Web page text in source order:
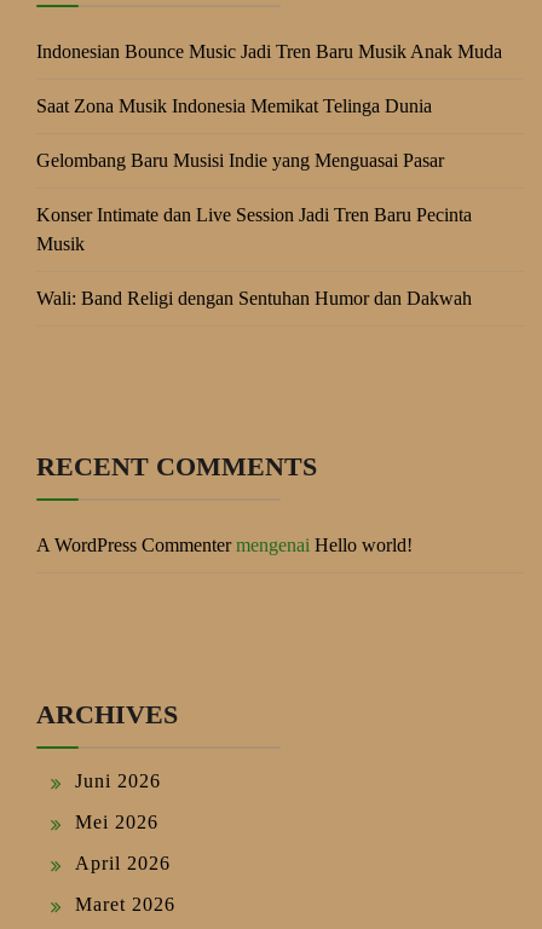
Indonesian Bounce Music Jadi Tren Baru Musik Anak Muda
Saat Zona Musik Indonesia Memikat Telinga Dunia
Gelombang Baru Musisi Indie yang Menguasai Pasar
Konser Intimate dan Live Session Jadi Tren Baru Pecinta
Musik
Wali: Band Religi dengan Sentuhan Humor dan Dakwah
RECENT COMMENTS
A WordPress Commentermengenai Hello world!
ARCHIVES
Juni 2026
Mei 2026
April 2026
Maret 2026